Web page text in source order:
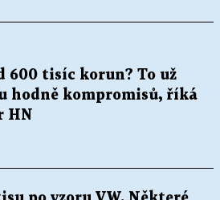
600 tisíc korun? To už
hodně kompromisů, říká
HN